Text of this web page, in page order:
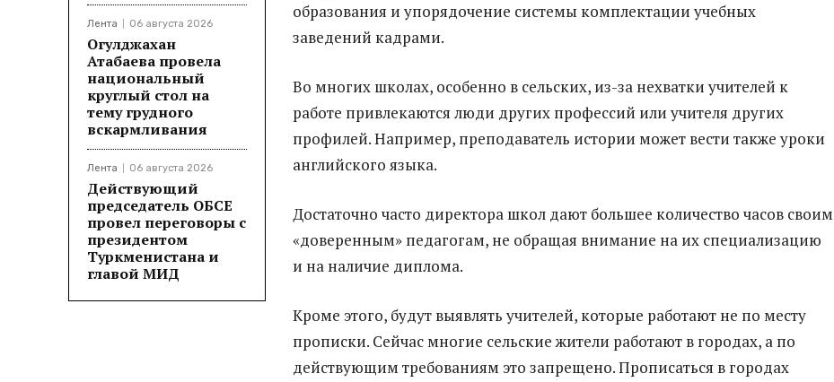
Лента 06 августа 2026
Огулджахан
Атабаева провела
национальный
круглый стол на
тему грудного
вскармливания
Лента 06 августа 2026
Действующий
председатель ОБСЕ
провел переговоры с
президентом
Туркменистана и
главой МИД
образования и упорядочение системы комплектации учебных
заведений кадрами.
Во многих школах, особенно в сельских, из-за нехватки учителей к
работе привлекаются люди других профессий или учителя других
профилей. Например, преподаватель истории может вести также уроки
английского языка.
Достаточно часто директора школ дают большее количество часов своим
«доверенным» педагогам, не обращая внимание на их специализацию
и на наличие диплома.
Кроме этого, будут выявлять учителей, которые работают не по месту
прописки. Сейчас многие сельские жители работают в городах, а по
действующим требованиям это запрещено. Прописаться в городах